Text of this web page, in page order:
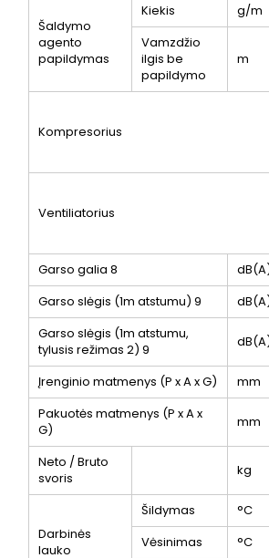
Šaldymo
agento
papildymas
Kiekis g/m
Vamzdžio
ilgis be
papildymo
m
Kompresorius
Ventiliatorius
Garso galia 8
Garso slėgis (1m atstumu) 9
Garso slėgis (1m atstumu,
tylusis režimas 2) 9
Įrenginio matmenys (P x A x G) mm
Pakuotės matmenys (P x A x
G)
mm
Neto / Bruto
svoris
kg
Darbinės
lauko
Šildymas °C
Vėsinimas
°C